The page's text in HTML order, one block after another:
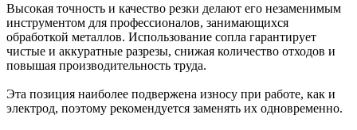
Высокая точность и качество резки делают его незаменимым
инструментом для профессионалов, занимающихся
обработкой металлов. Использование сопла гарантирует
чистые и аккуратные разрезы, снижая количество отходов и
повышая производительность труда.
Эта позиция наиболее подвержена износу при работе, как и
электрод, поэтому рекомендуется заменять их одновременно.